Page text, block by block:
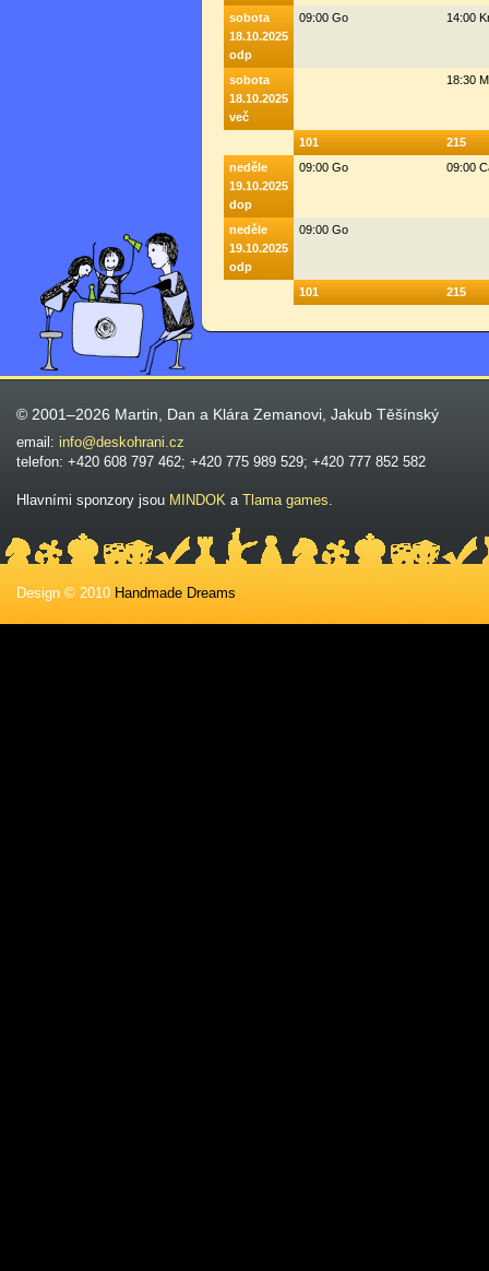
sobota
18.10.2025
odp
09:00 Go 14:00
sobota
18.10.2025
več
18:30
101
215
neděle
19.10.2025
dop
09:00 Go 09:00
neděle
19.10.2025
odp
09:00 Go
101 215
© 2001–2026 Martin, Dan a Klára Zemanovi, Jakub Těšínský
email: info@deskohrani.cz
telefon: +420 608 797 462; +420 775 989 529; +420 777 852 582
Hlavními sponzory jsou MINDOK a Tlama games.
Design © 2010 Handmade Dreams